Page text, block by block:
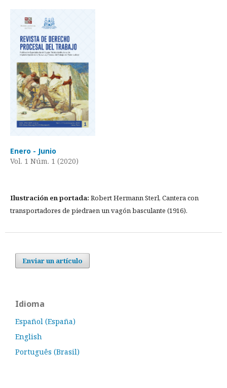
Enero - Junio
Vol. 1 Núm. 1 (2020)
Ilustración en portada: Robert Hermann Sterl, Cantera con
transportadores de piedraen un vagón basculante (1916).
Enviar un artículo
Idioma
Español (España)
English
Português (Brasil)